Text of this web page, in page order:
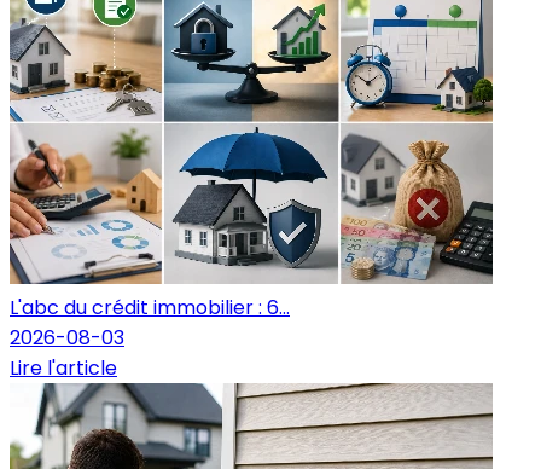
L'abc du crédit immobilier : 6...
2026-08-03
Lire l'article